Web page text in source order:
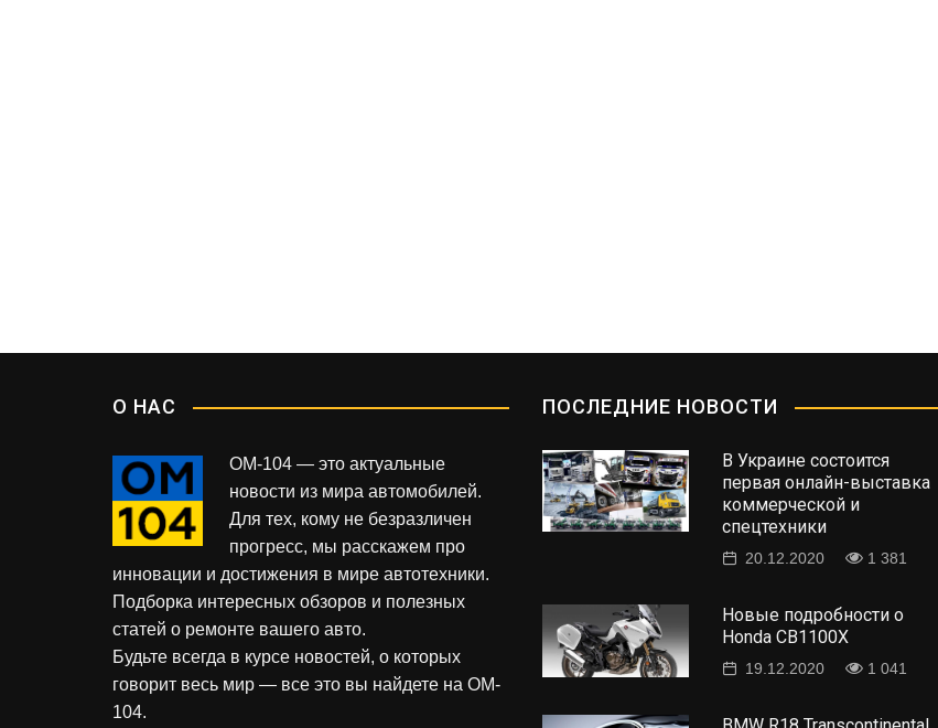
О НАС
OM-104 — это актуальные
новости из мира автомобилей.
Для тех, кому не безразличен
прогресс, мы расскажем про
инновации и достижения в мире автотехники.
Подборка интересных обзоров и полезных
статей о ремонте вашего авто.
Будьте всегда в курсе новостей, о которых
говорит весь мир — все это вы найдете на OM-
104.
ПОСЛЕДНИЕ НОВОСТИ
В Украине состоится
первая онлайн-выставка
коммерческой и
спецтехники
20.12.2020 1 381
Новые подробности о
Honda CB1100X
19.12.2020 1 041